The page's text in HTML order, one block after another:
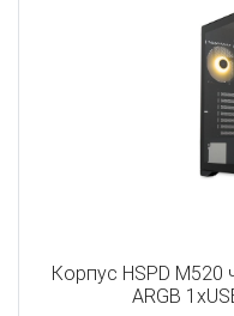
Корпус HSPD M520
ARGB